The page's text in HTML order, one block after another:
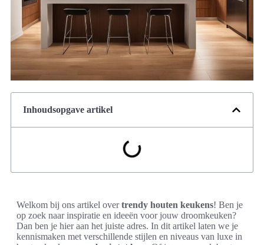
Inhoudsopgave artikel
Welkom bij ons artikel overtrendy houten keukens! Ben je
op zoek naar inspiratie en ideeën voor jouw droomkeuken?
Dan ben je hier aan het juiste adres. In dit artikel laten we je
kennismaken met verschillende stijlen en niveaus van luxe in